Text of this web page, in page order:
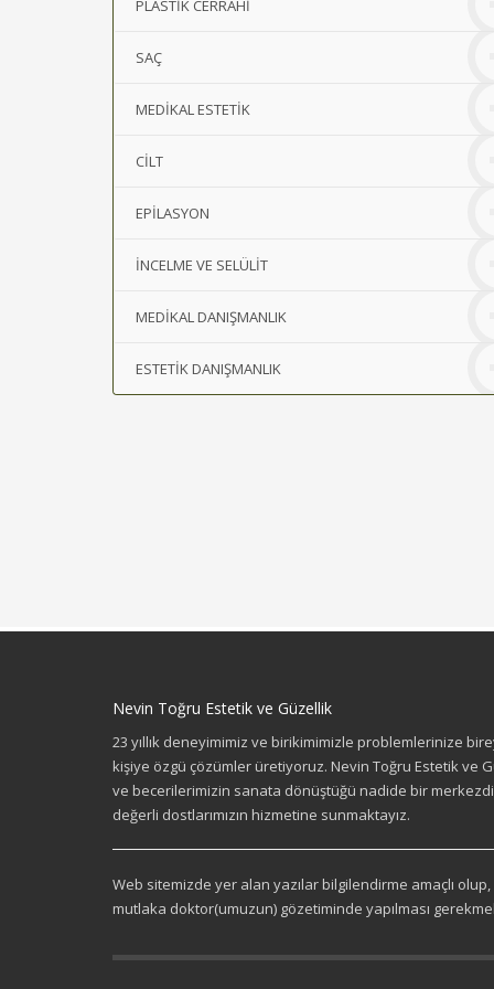
PLASTİK CERRAHİ
SAÇ
MEDİKAL ESTETİK
CİLT
EPİLASYON
İNCELME VE SELÜLİT
MEDİKAL DANIŞMANLIK
ESTETİK DANIŞMANLIK
Nevin Toğru Estetik ve Güzellik
23 yıllık deneyimimiz ve birikimimizle problemlerinize
kişiye özgü çözümler üretiyoruz. Nevin Toğru Estetik ve
ve becerilerimizin sanata dönüştüğü nadide bir
değerli dostlarımızın hizmetine sunmaktayız.
Web sitemizde yer alan yazılar bilgilendirme amaçlı
mutlaka doktor(umuzun) gözetiminde yapılması